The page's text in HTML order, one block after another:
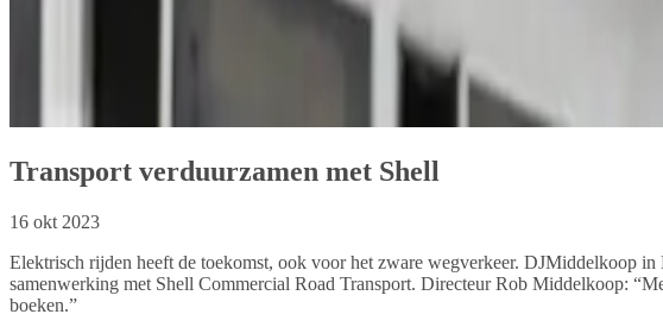
Transport verduurzamen met Shell
16 okt 2023
Elektrisch rijden heeft de toekomst, ook voor het zware wegverkeer. DJMiddelkoop
samenwerking met Shell Commercial Road Transport. Directeur Rob Middelkoop:
boeken.”